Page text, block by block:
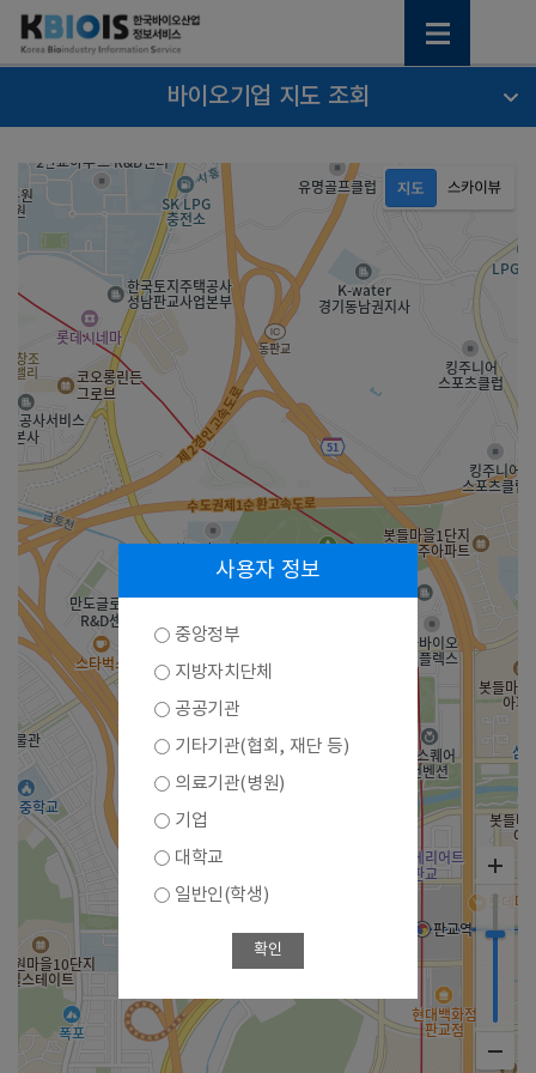
바이오기업 지도 조회
사용자 정보
중앙정부
지방자치단체
공공기관
기타기관(협회, 재단 등)
의료기관(병원)
기업
대학교
일반인(학생)
확인